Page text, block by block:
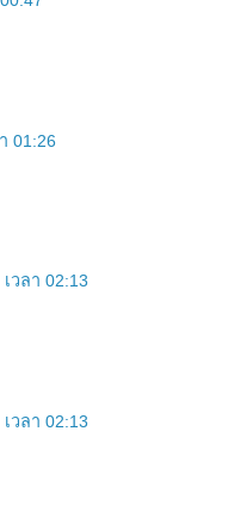
01:26
วลา 02:13
วลา 02:13